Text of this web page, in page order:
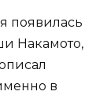
появилась
Накамото,
в